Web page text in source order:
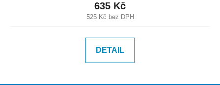
525 Kč bez DPH
635 Kč
DETAIL